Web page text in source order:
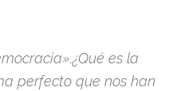
es la
perfecto que nos han